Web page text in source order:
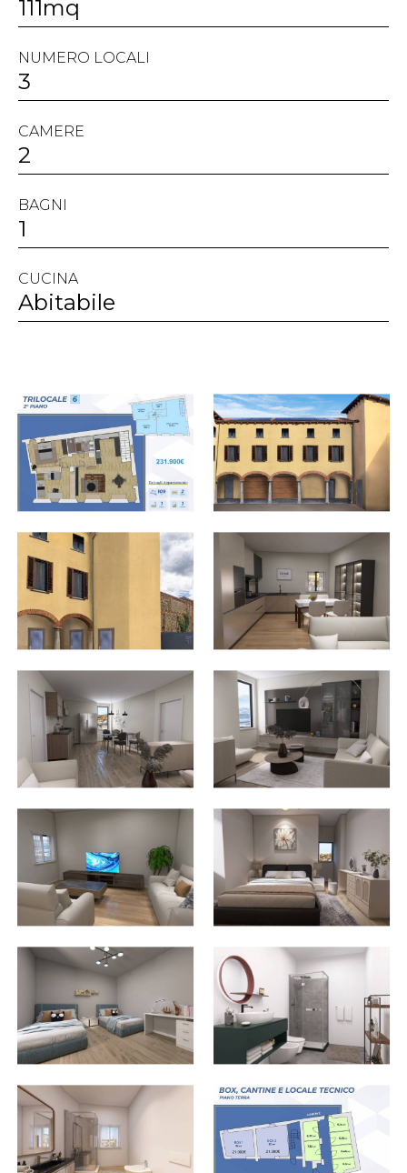
111mq
NUMERO LOCALI
3
CAMERE
2
BAGNI
1
CUCINA
Abitabile